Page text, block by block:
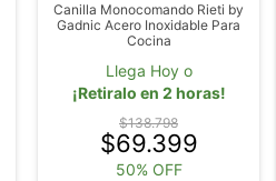
Canilla Monocomando Rieti by
Gadnic Acero Inoxidable Para
Cocina
Llega Hoy o
¡Retiralo en 2 horas!
$138.798
$69.399
50% OFF